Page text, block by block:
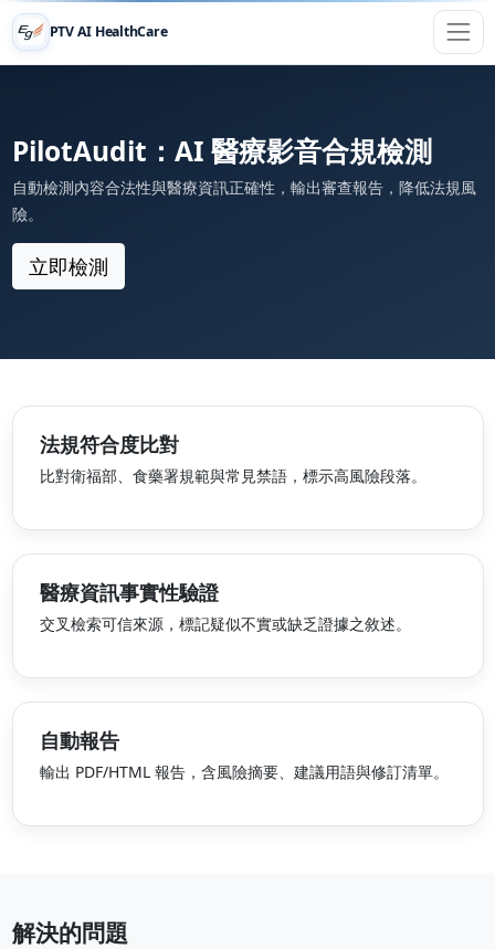
PTV AI HealthCare
PilotAudit：AI 醫療影音合規檢測
自動檢測內容合法性與醫療資訊正確性，輸出審查報告，降低法規風
險。
立即檢測
法規符合度比對
比對衛福部、食藥署規範與常見禁語，標示高風險段落。
醫療資訊事實性驗證
交叉檢索可信來源，標記疑似不實或缺乏證據之敘述。
自動報告
輸出 PDF/HTML 報告，含風險摘要、建議用語與修訂清單。
解決的問題